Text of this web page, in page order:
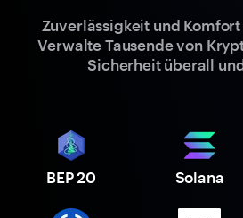
Zuverlässigkeit und
Verwalte Tausende von
Sicherheit überall
BEP 20 Solana